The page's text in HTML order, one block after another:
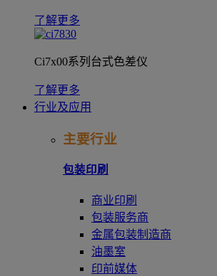
了解更多
Ci7x00系列台式色差仪
了解更多
行业及应用
主要行业
包装印刷
商业印刷
包装服务商
金属包装制造商
油墨室
印前媒体